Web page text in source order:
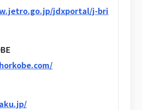
jdxportal/j-bri